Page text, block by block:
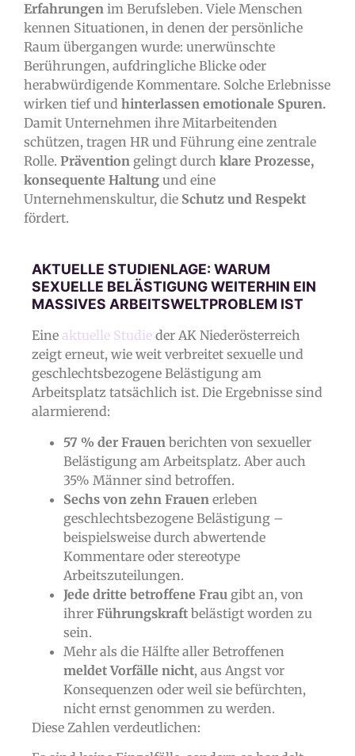
Erfahrungen im Berufsleben. Viele Menschen
kennen Situationen, in denen der persönliche
Raum übergangen wurde: unerwünschte
Berührungen, aufdringliche Blicke oder
herabwürdigende Kommentare. Solche Erlebnisse
wirken tief und hinterlassen emotionale Spuren.
Damit Unternehmen ihre Mitarbeitenden
schützen, tragen HR und Führung eine zentrale
Rolle. Prävention gelingt durch klare Prozesse,
konsequente Haltung und eine
Unternehmenskultur, die Schutz und Respekt
fördert.
AKTUELLE STUDIENLAGE: WARUM
SEXUELLE BELÄSTIGUNG WEITERHIN EIN
MASSIVES ARBEITSWELTPROBLEM IST
Eine aktuelle Studie der AK Niederösterreich
zeigt erneut, wie weit verbreitet sexuelle und
geschlechtsbezogene Belästigung am
Arbeitsplatz tatsächlich ist. Die Ergebnisse sind
alarmierend:
57 % der Frauen berichten von sexueller
Belästigung am Arbeitsplatz. Aber auch
35% Männer sind betroffen.
Sechs von zehn Frauen erleben
geschlechtsbezogene Belästigung –
beispielsweise durch abwertende
Kommentare oder stereotype
Arbeitszuteilungen.
Jede dritte betroffene Frau gibt an, von
ihrer Führungskraft belästigt worden zu
sein.
Mehr als die Hälfte aller Betroffenen
meldet Vorfälle nicht, aus Angst vor
Konsequenzen oder weil sie befürchten,
nicht ernst genommen zu werden.
Diese Zahlen verdeutlichen: